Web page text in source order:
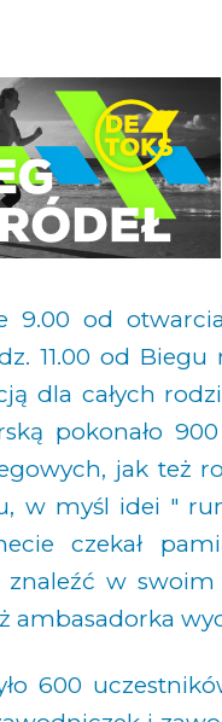
9.00 od
11.00 od
dla całych
pokonało
jak też
w myśl idei "
czekał
w
ambasadorka
600